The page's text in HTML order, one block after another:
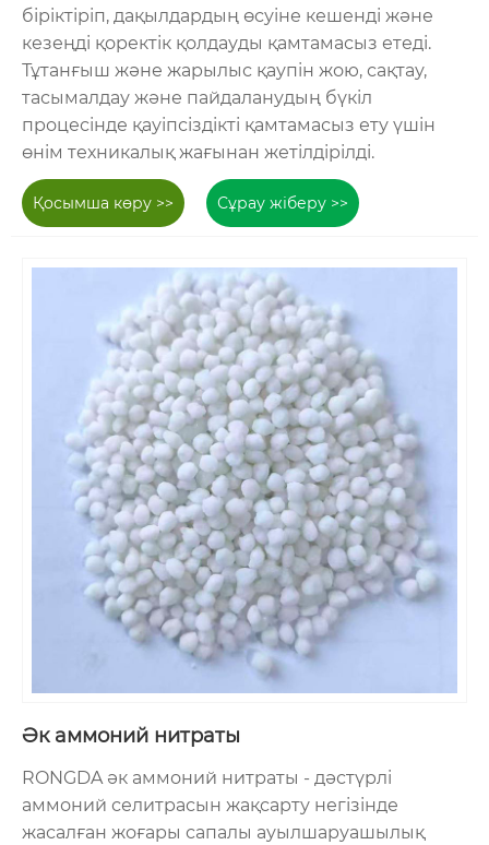
біріктіріп, дақылдардың өсуіне кешенді және
кезеңді қоректік қолдауды қамтамасыз етеді.
Тұтанғыш және жарылыс қаупін жою, сақтау,
тасымалдау және пайдаланудың бүкіл
процесінде қауіпсіздікті қамтамасыз ету үшін
өнім техникалық жағынан жетілдірілді.
Қосымша көру >> Сұрау жіберу >>
Әк аммоний нитраты
RONGDA әк аммоний нитраты - дәстүрлі
аммоний селитрасын жақсарту негізінде
жасалған жоғары сапалы ауылшаруашылық